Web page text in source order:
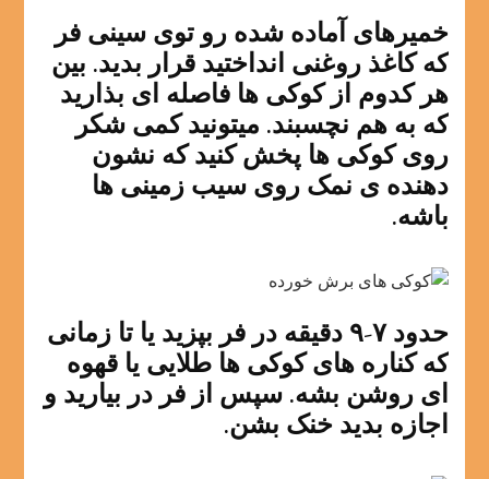
خمیرهای آماده شده رو توی سینی فر
که کاغذ روغنی انداختید قرار بدید. بین
هر کدوم از کوکی ها فاصله ای بذارید
که به هم نچسبند. میتونید کمی شکر
روی کوکی ها پخش کنید که نشون
دهنده ی نمک روی سیب زمینی ها
باشه.
حدود ۷-۹ دقیقه در فر بپزید یا تا زمانی
که کناره های کوکی ها طلایی یا قهوه
ای روشن بشه. سپس از فر در بیارید و
اجازه بدید خنک بشن.